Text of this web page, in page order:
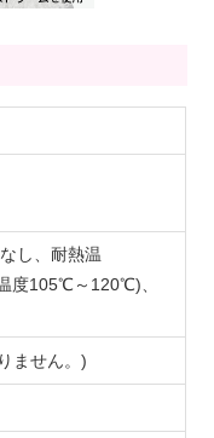
し、耐熱温
度105℃～120℃)、
ません。)